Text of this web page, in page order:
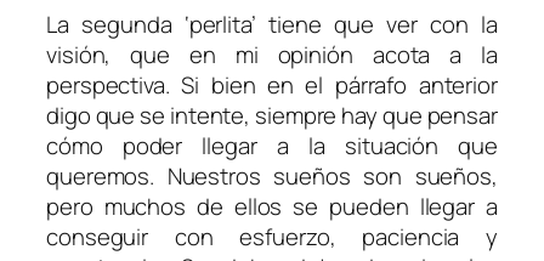
La segunda ‘perlita’ tiene que ver con la
visión, que en mi opinión acota a la
perspectiva. Si bien en el párrafo anterior
digo que se intente, siempre hay que pensar
cómo poder llegar a la situación que
queremos. Nuestros sueños son sueños,
pero muchos de ellos se pueden llegar a
conseguir con esfuerzo, paciencia y